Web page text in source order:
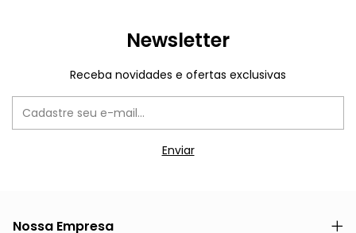
Newsletter
Receba novidades e ofertas exclusivas
Nossa Empresa